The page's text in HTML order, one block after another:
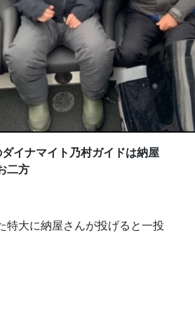
イナマイト乃村ガイドは納屋
二方
特大に納屋さんが投げると一投